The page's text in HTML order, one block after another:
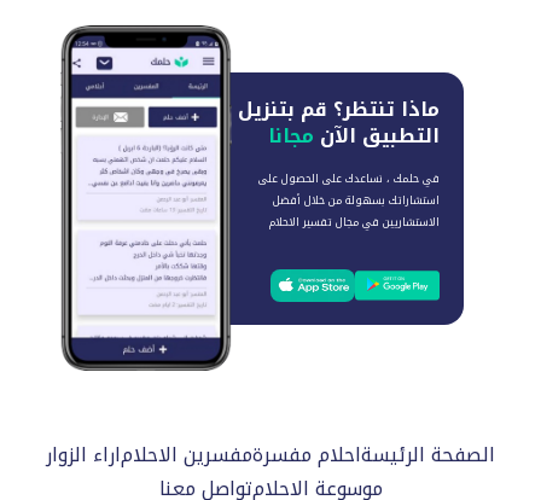
ماذا تنتظر؟ قم بتنزيل
التطبيق الآن مجانا
في حلمك ، نساعدك على الحصول على
استشاراتك بسهولة من خلال أفضل
الاستشاريين في مجال تفسير الاحلام
الصفحة الرئيسةاحلام مفسرةمفسرين الاحلاماراء الزوار
موسوعة الاحلامتواصل معنا